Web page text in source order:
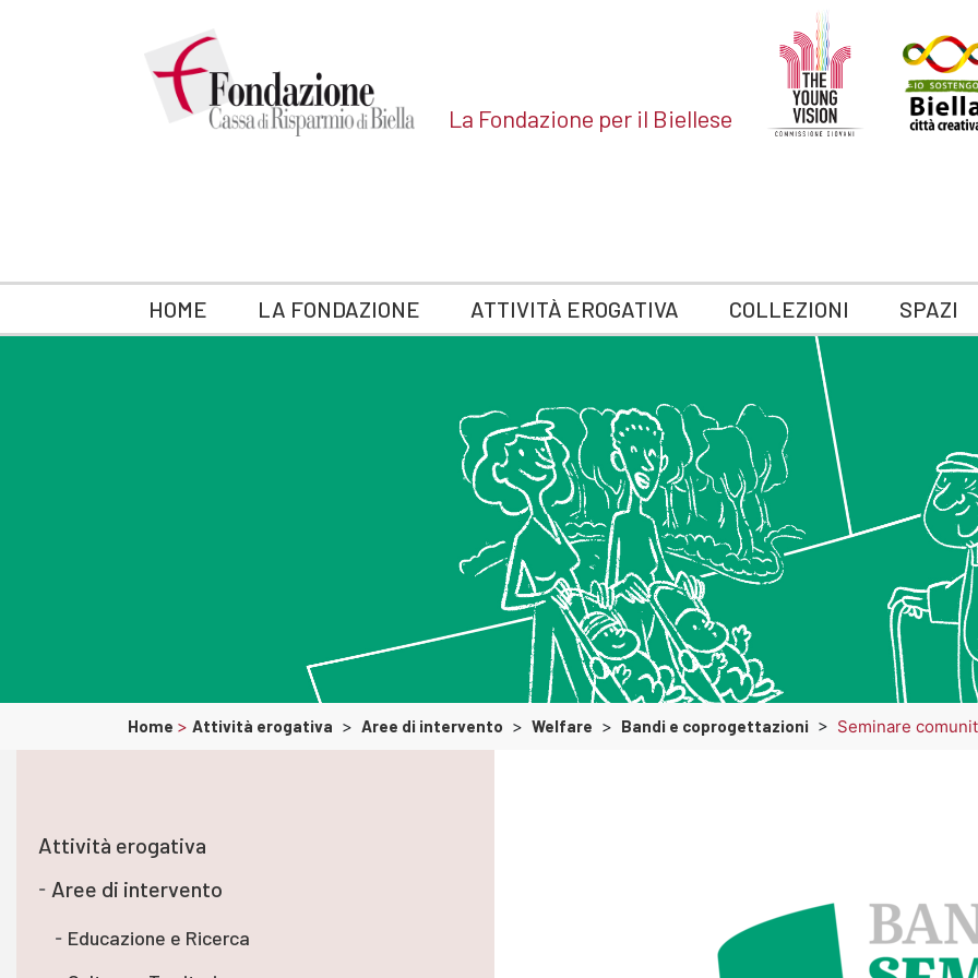
La Fondazione per il Biellese
HOME LA FONDAZIONE ATTIVITÀ EROGATIVA COLLEZIONI SPAZI
Home > Attività erogativa > Aree di intervento > Welfare > Bandi e coprogettazioni > Seminare
Attività erogativa
Aree di intervento
Educazione e Ricerca